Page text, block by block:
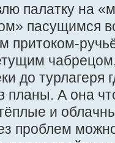
палатку на
пасущимся
притоком-
до турлагеря
планы. А она
и
проблем